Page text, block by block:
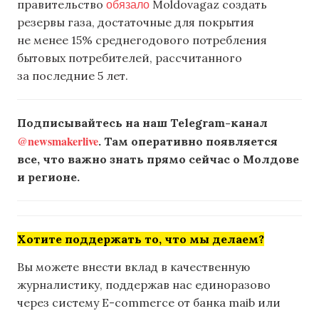
правительство обязало Moldovagaz создать
резервы газа, достаточные для покрытия
не менее 15% среднегодового потребления
бытовых потребителей, рассчитанного
за последние 5 лет.
Подписывайтесь на наш Telegram-канал
@newsmakerlive. Там оперативно появляется
все, что важно знать прямо сейчас о Молдове
и регионе.
Хотите поддержать то, что мы делаем?
Вы можете внести вклад в качественную
журналистику, поддержав нас единоразово
через систему E-commerce от банка maib или